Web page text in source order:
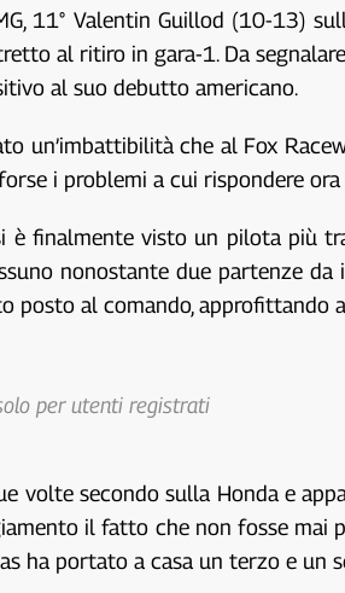
11° Valentin Guillod (10-13)
al ritiro in gara-1. Da
al suo debutto americano.
un’imbattibilità che al Fox
i problemi a cui rispondere
è finalmente visto un pilota più
nonostante due partenze
al comando, approfittando
per utenti registrati
volte secondo sulla Honda e
il fatto che non fosse
ha portato a casa un terzo e un